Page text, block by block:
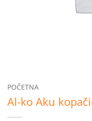
POČETNA
Al-ko Aku